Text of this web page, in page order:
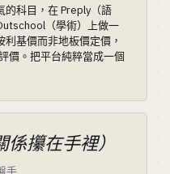
的科目，在 Preply（語
（學術）上做一
基價而非地板價定價，
價。把平台純粹當成一個
攥在手裡）
手